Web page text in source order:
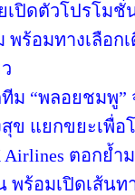
ปิดตัวโปรโมชั่น
พร้อมทางเลือก
ม “พลอยชมพู
ข แยกขยะเพื่อ
Airlines ตอกย้
พร้อมเปิดเส้น